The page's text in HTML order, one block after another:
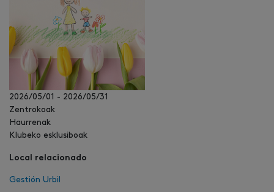
2026/05/01 - 2026/05/31
Zentrokoak
Haurrenak
Klubeko esklusiboak
Local relacionado
Gestión Urbil